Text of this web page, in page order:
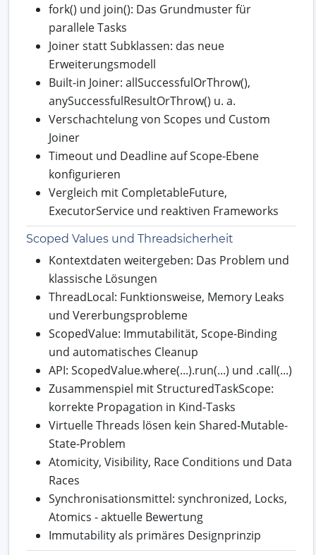
fork() und join(): Das Grundmuster für
parallele Tasks
Joiner statt Subklassen: das neue
Erweiterungsmodell
Built-in Joiner: allSuccessfulOrThrow(),
anySuccessfulResultOrThrow() u. a.
Verschachtelung von Scopes und Custom
Joiner
Timeout und Deadline auf Scope-Ebene
konfigurieren
Vergleich mit CompletableFuture,
ExecutorService und reaktiven Frameworks
Scoped Values und Threadsicherheit
Kontextdaten weitergeben: Das Problem und
klassische Lösungen
ThreadLocal: Funktionsweise, Memory Leaks
und Vererbungsprobleme
ScopedValue: Immutabilität, Scope-Binding
und automatisches Cleanup
API: ScopedValue.where(...).run(...) und .call(...)
Zusammenspiel mit StructuredTaskScope:
korrekte Propagation in Kind-Tasks
Virtuelle Threads lösen kein Shared-Mutable-
State-Problem
Atomicity, Visibility, Race Conditions und Data
Races
Synchronisationsmittel: synchronized, Locks,
Atomics - aktuelle Bewertung
Immutability als primäres Designprinzip